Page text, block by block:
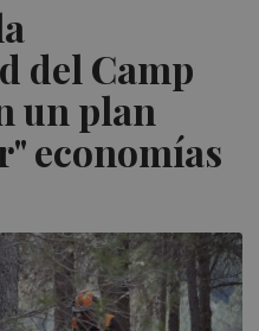
del Camp
un plan
economías